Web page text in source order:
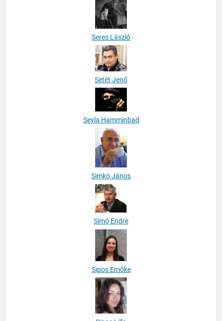
Seres László
Setét Jenő
Seyla Hamminbad
Simkó János
Simó Endre
Sipos Emőke